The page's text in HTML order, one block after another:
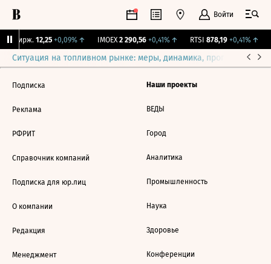
Войти
Бирж. 12,25 +0,09%↑ IMOEX 2 290,56 +0,41%↑ RTSI 878,19 +0,41%↑
Ситуация на топливном рынке: меры, динамика, прогнозы
Подписка
Реклама
РФРИТ
Справочник компаний
Подписка для юр.лиц
О компании
Редакция
Менеджмент
Наши проекты
ВЕДЫ
Город
Аналитика
Промышленность
Наука
Здоровье
Конференции